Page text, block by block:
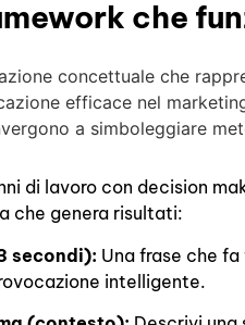
che
di lavoro con decision
che genera risultati:
secondi): Una frase che
intelligente.